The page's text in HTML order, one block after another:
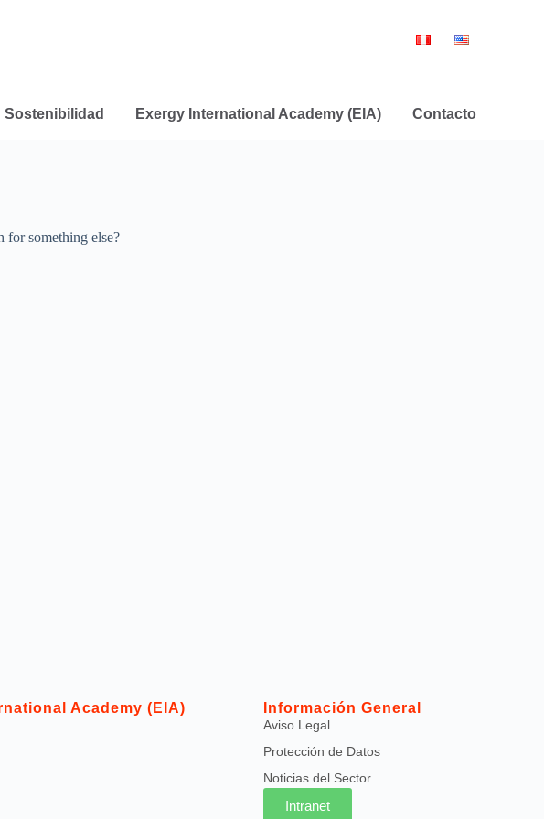
Sostenibilidad Exergy International Academy (EIA) Contacto
for something else?
Academy (EIA) Información General
Aviso Legal
Protección de Datos
Noticias del Sector
Intranet